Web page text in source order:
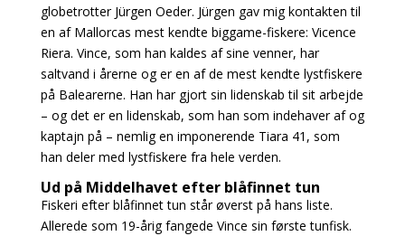
globetrotter Jürgen Oeder. Jürgen gav migkontakten til
en af Mallorcas mest kendte biggame-fiskere: Vicence
Riera. Vince, som han kaldes afsine venner, har
saltvand i årerne og er en af de mest kendte lystfiskere
på Balearerne. Han har gjort sin lidenskab til sit arbejde
– og det er en lidenskab, som han som indehaver af og
kaptajn på – nemlig en imponerende Tiara 41, som
han deler med lystfiskere fra hele verden.
Ud på Middelhavet efter blåfinnet tun
Fiskeri efter blåfinnet tun står øverst på hans liste.
Allerede som 19-årig fangede Vince sin første tunfisk.